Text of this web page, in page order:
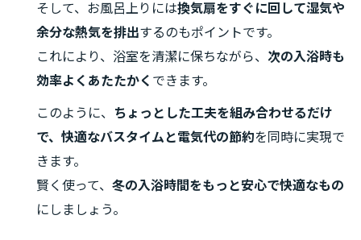
そして、お風呂上りには換気扇をすぐに回して湿気や
余分な熱気を排出するのもポイントです。
これにより、浴室を清潔に保ちながら、 次の入浴時も
効率よくあたたかく できます。
このように、
ちょっとした工夫を組み合わせるだけ
で、快適なバスタイムと電気代の節約を同時に実現で
きます。
賢く使って、 冬の入浴時間をもっと安心で快適なもの
にしましょう。